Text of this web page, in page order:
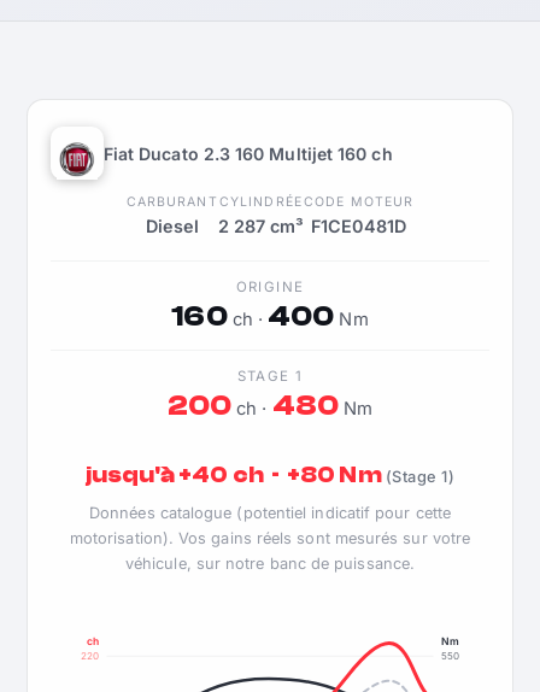
Fiat Ducato 2.3 160 Multijet 160 ch
CARBURANT
Diesel
CYLINDRÉE
2 287 cm³
CODE MOTEUR
F1CE0481D
ORIGINE
160ch · 400 Nm
STAGE 1
200 ch · 480Nm
jusqu'à +40 ch · +80 Nm (Stage 1)
Données catalogue (potentiel indicatif pour cette
motorisation). Vos gains réels sont mesurés sur votre
véhicule, sur notre banc de puissance.
220 550
ch Nm